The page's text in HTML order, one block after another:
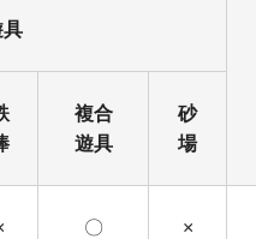
具
複合
遊具
砂
場
〇 ×